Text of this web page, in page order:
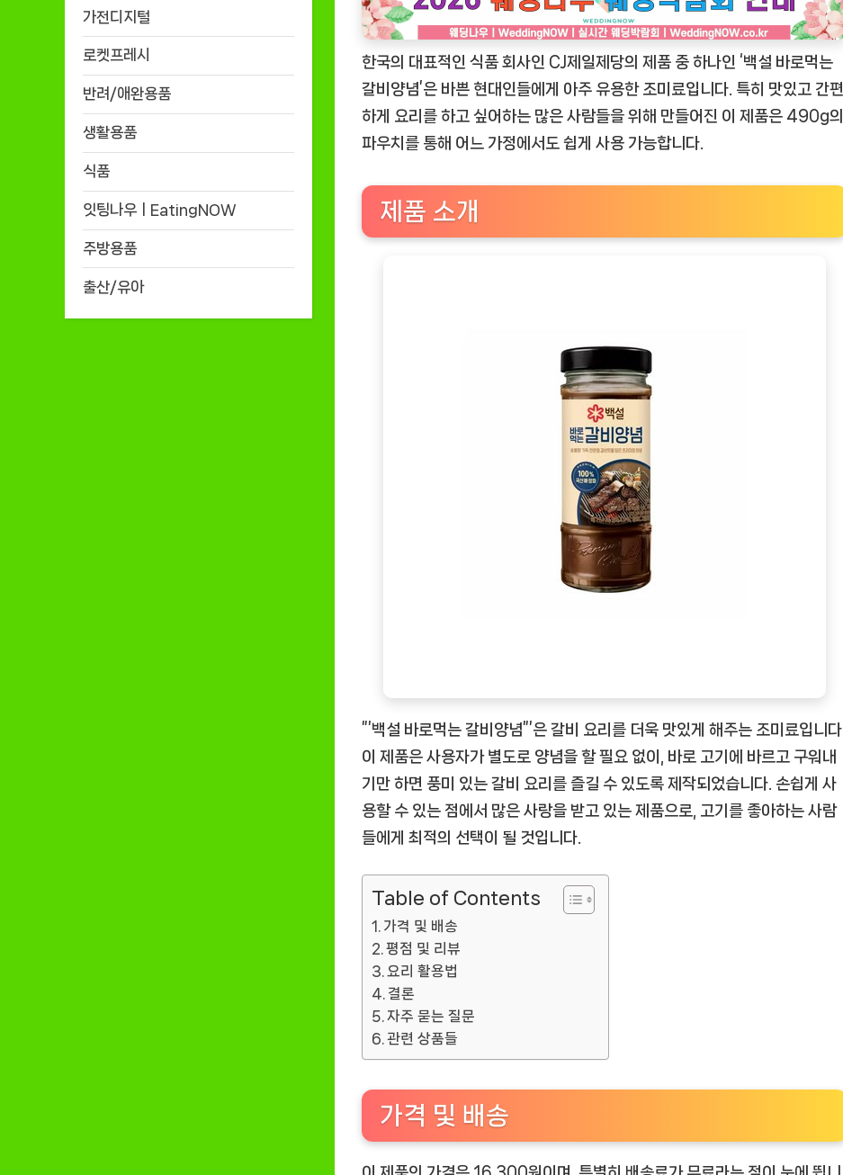
품]
CJ
제
일
제
백
490g
[EatingNOW
ㅣ
추
천
상
품]
한국의 대표적인 식품 회사인 CJ제일제당의 제품 중 하나인 ‘백설 바로먹는
갈비양념’은 바쁜 현대인들에게 아주 유용한 조미료입니다. 특히 맛있고 간편
하게 요리를 하고 싶어하는 많은 사람들을 위해 만들어진 이 제품은 490g의
파우치를 통해 어느 가정에서도 쉽게 사용 가능합니다.
제품 소개
”’백설 바로먹는 갈비양념”’은 갈비 요리를 더욱 맛있게 해주는 조미료입니다.
이 제품은 사용자가 별도로 양념을 할 필요 없이, 바로 고기에 바르고 구워내
기만 하면 풍미 있는 갈비 요리를 즐길 수 있도록 제작되었습니다. 손쉽게 사
용할 수 있는 점에서 많은 사랑을 받고 있는 제품으로, 고기를 좋아하는 사람
들에게 최적의 선택이 될 것입니다.
Table of Contents
가격 및 배송
평점 및 리뷰
요리 활용법
결론
자주 묻는 질문
관련 상품들
가격 및 배송
가전디지털
로켓프레시
반려/애완용품
생활용품
식품
잇팅나우ㅣEatingNOW
주방용품
출산/유아